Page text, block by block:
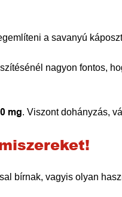
a savanyú
nagyon fontos,
mg. Viszont dohányzás,
bírnak, vagyis olyan